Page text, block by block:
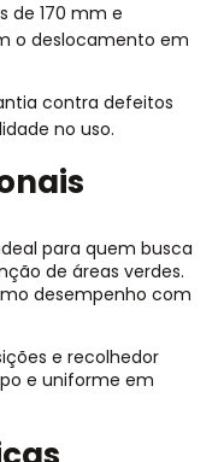
de 170 mm e
o deslocamento em
contra defeitos
no uso.
para quem busca
de áreas verdes.
desempenho com
e recolhedor
e uniforme em